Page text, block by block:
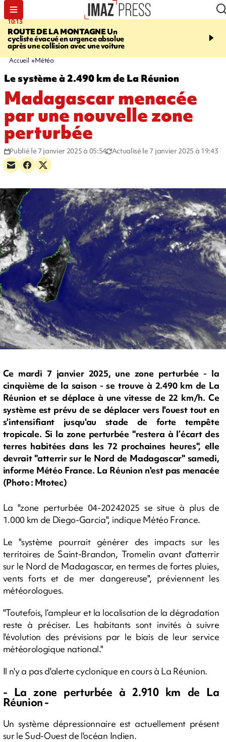
10:13
ROUTE DE LA MONTAGNEUn
cycliste évacué en urgence absolue
après une collision avec une voiture
12:23
peuvent éclater et
Accueil Météo
Le système à 2.490 km de La Réunion
Madagascar menacée
par une nouvelle zone
perturbée
Publié le 7 janvier 2025 à 05:54 Actualisé le 7 janvier 2025 à 19:43
Ce mardi 7 janvier 2025, une zone perturbée - la
cinquième de la saison - se trouve à 2.490 km de La
Réunion et se déplace à une vitesse de 22 km/h. Ce
système est prévu de se déplacer vers l'ouest tout en
s'intensifiant jusqu'au stade de forte tempête
tropicale. Si la zone perturbée "restera à l’écart des
terres habitées dans les 72 prochaines heures", elle
devrait "atterrir sur le Nord de Madagascar" samedi,
informe Météo France. La Réunion n'est pas menacée
(Photo : Mtotec)
La "zone perturbée 04-20242025 se situe à plus de
1.000 km de Diego-Garcia", indique Météo France.
Le "système pourrait générer des impacts sur les
territoires de Saint-Brandon, Tromelin avant d'atterrir
sur le Nord de Madagascar, en termes de fortes pluies,
vents forts et de mer dangereuse", préviennent les
météorologues.
"Toutefois, l’ampleur et la localisation de la dégradation
reste à préciser. Les habitants sont invités à suivre
l'évolution des prévisions par le biais de leur service
météorologique national."
Il n'y a pas d'alerte cyclonique en cours à La Réunion.
- La zone perturbée à 2.910 km de La
Réunion -
Un système dépressionnaire est actuellement présent
sur le Sud-Ouest de l'océan Indien.